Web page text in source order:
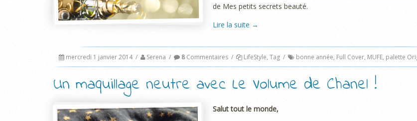
de Mes petits secrets beauté.
Lire la suite →
mercredi 1 janvier 2014 / Serena / 8Commentaires / LifeStyle, Tag / bonne année, Full Cover, MUFE, palette
Un maquillage neutre avec Le Volume de Chanel !
Salut tout le monde,